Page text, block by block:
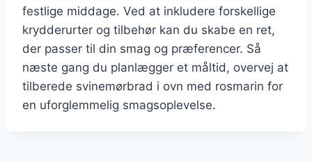
festlige middage. Ved at inkludere forskellige
krydderurter og tilbehør kan du skabe en ret,
der passer til din smag og præferencer. Så
næste gang du planlægger et måltid, overvej at
tilberede svinemørbrad i ovn med rosmarin for
en uforglemmelig smagsoplevelse.